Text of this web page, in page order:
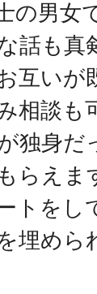
の男女
話も真
互いが
相談も
独身
らえま
トをし
埋めら